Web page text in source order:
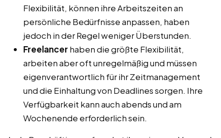
Flexibilität, können ihre Arbeitszeiten an
persönliche Bedürfnisse anpassen, haben
jedoch in der Regel weniger Überstunden.
Freelancer haben die größte Flexibilität,
arbeiten aber oft unregelmäßig und müssen
eigenverantwortlich für ihr Zeitmanagement
und die Einhaltung von Deadlines sorgen. Ihre
Verfügbarkeit kann auch abends und am
Wochenende erforderlich sein.